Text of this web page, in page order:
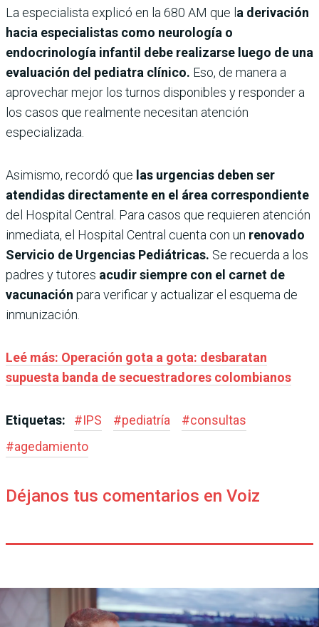
La especialista explicó en la 680 AM que l a derivación
hacia especialistas como neurología o
endocrinología infantil debe realizarse luego de una
evaluación del pediatra clínico. Eso, de manera a
aprovechar mejor los turnos disponibles y responder a
los casos que realmente necesitan atención
especializada.
Asimismo, recordó que las urgencias deben ser
atendidas directamente en el área correspondiente
del Hospital Central. Para casos que requieren atención
inmediata, el Hospital Central cuenta con un renovado
Servicio de Urgencias Pediátricas. Se recuerda a los
padres y tutores acudir siempre con el carnet de
vacunación para verificar y actualizar el esquema de
inmunización.
Leé más: Operación gota a gota: desbaratan
supuesta banda de secuestradores colombianos
Etiquetas: #IPS #pediatría #consultas
#agedamiento
Déjanos tus comentarios en Voiz